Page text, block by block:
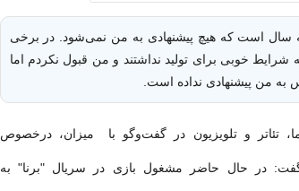
سال است که هیچ پیشنهادی به من نمی‌شود. در برخی
شرایط خوبی برای تولید نداشتند و من قبول نکردم اما
من پیشنهادی نداده است.
تئاتر و تلویزیون در گفت‌وگو با میزان، درخصوص
خود در سال 96 گفت: در حال حاضر مشغول بازی در سریال "برنا" به